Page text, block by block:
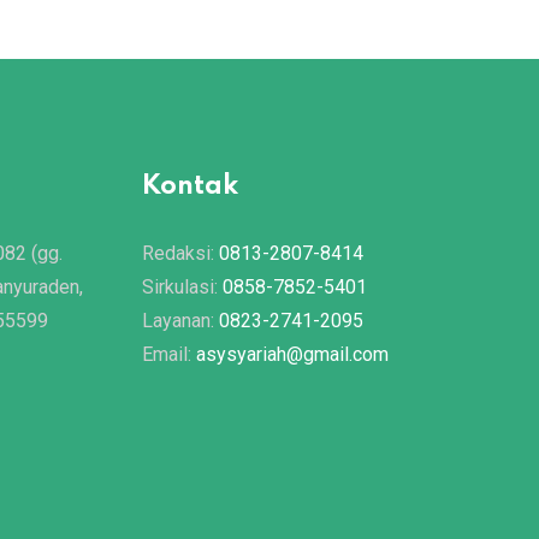
(gg.
Kontak
Redaksi: 0813-2807-8414
Sirkulasi: 0858-7852-5401
Layanan: 0823-2741-2095
Email: asysyariah@gmail.com